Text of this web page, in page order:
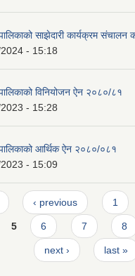
साझेदारी कार्यक्रम संचालन
- 15:18
विनियोजन ऐन २०८०/८१
- 15:28
आर्थिक ऐन २०८०/०८१
- 15:09
‹ previous 1
5 6 7 8
next › last »